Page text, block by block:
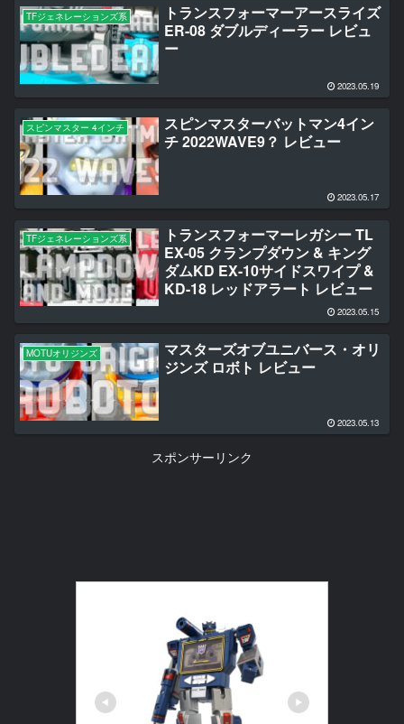
TFジェネレーションズ系
トランスフォーマーアースライズ
ER-08 ダブルディーラー レビュ
ー
2023.05.19
スピンマスター 4インチ
スピンマスターバットマン4イン
チ 2022WAVE9？ レビュー
2023.05.17
TFジェネレーションズ系
トランスフォーマーレガシー TL
EX-05 クランプダウン & キング
ダムKD EX-10サイドスワイプ &
KD-18 レッドアラート レビュー
2023.05.15
MOTUオリジンズ
マスターズオブユニバース・オリ
ジンズ ロボト レビュー
2023.05.13
スポンサーリンク